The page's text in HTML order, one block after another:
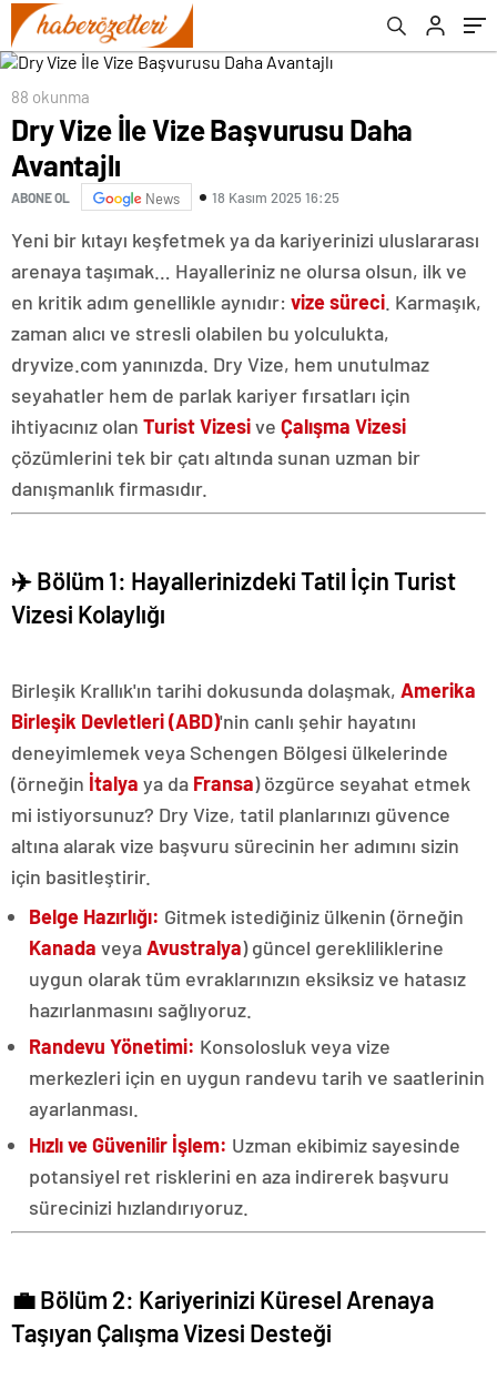
88 okunma
Dry Vize İle Vize Başvurusu Daha
Avantajlı
ABONE OL News 18 Kasım 2025 16:25
Yeni bir kıtayı keşfetmek ya da kariyerinizi uluslararası
arenaya taşımak… Hayalleriniz ne olursa olsun, ilk ve
en kritik adım genellikle aynıdır: vize süreci . Karmaşık,
zaman alıcı ve stresli olabilen bu yolculukta,
dryvize.com yanınızda. Dry Vize, hem unutulmaz
seyahatler hem de parlak kariyer fırsatları için
ihtiyacınız olan Turist Vizesive Çalışma Vizesi
çözümlerini tek bir çatı altında sunan uzman bir
danışmanlık firmasıdır.
✈️ Bölüm 1: Hayallerinizdeki Tatil İçin Turist
Vizesi Kolaylığı
Birleşik Krallık'ın tarihi dokusunda dolaşmak, Amerika
Birleşik Devletleri (ABD)'nin canlı şehir hayatını
deneyimlemek veya Schengen Bölgesi ülkelerinde
(örneğin İtalya ya da Fransa) özgürce seyahat etmek
mi istiyorsunuz? Dry Vize, tatil planlarınızı güvence
altına alarak vize başvuru sürecinin her adımını sizin
için basitleştirir.
Belge Hazırlığı: Gitmek istediğiniz ülkenin (örneğin
Kanada veyaAvustralya) güncel gerekliliklerine
uygun olarak tüm evraklarınızın eksiksiz ve hatasız
hazırlanmasını sağlıyoruz.
Randevu Yönetimi: Konsolosluk veya vize
merkezleri için en uygun randevu tarih ve saatlerinin
ayarlanması.
Hızlı ve Güvenilir İşlem: Uzman ekibimiz sayesinde
potansiyel ret risklerini en aza indirerek başvuru
sürecinizi hızlandırıyoruz.
💼 Bölüm 2: Kariyerinizi Küresel Arenaya
Taşıyan Çalışma Vizesi Desteği